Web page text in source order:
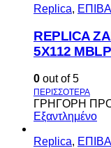
Replica,
REPLICA
5X112
0 out of 5
ΓΡΗΓΟΡΗ
Εξαντλημένο
Replica,